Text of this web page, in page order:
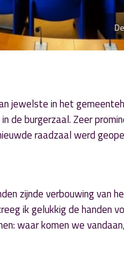
jewelste in het
de burgerzaal. Zeer
raadzaal werd
zijnde verbouwing van
ik gelukkig de handen
waar komen we